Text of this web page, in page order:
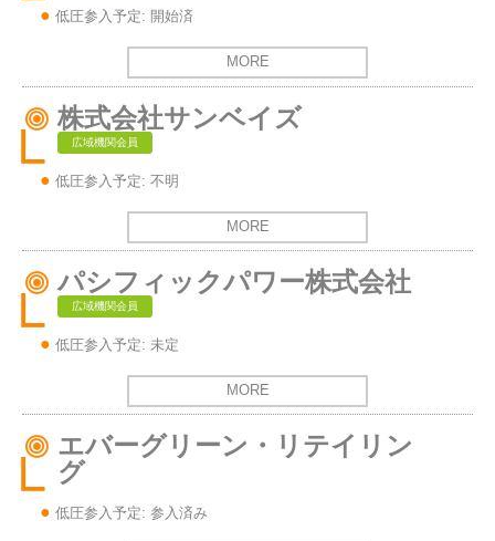
低圧参入予定: 開始済
MORE
株式会社サンベイズ
広域機関会員
低圧参入予定: 不明
MORE
パシフィックパワー株式会社
広域機関会員
低圧参入予定: 未定
MORE
エバーグリーン・リテイリン
グ
低圧参入予定: 参入済み